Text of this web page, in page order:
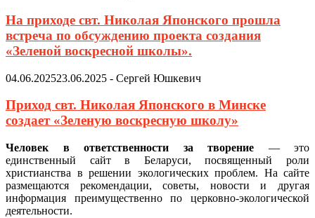
На приходе свт. Николая Японского прошла
встреча по обсуждению проекта создания
«Зеленой воскресной школы».
04.06.202523.06.2025 - Сергей Юшкевич
Приход свт. Николая Японского в Минске
создает «Зеленую воскресную школу»
Человек в ответственности за творение — это
единственный сайт в Беларуси, посвященный роли
христианства в решении экологических проблем. На сайте
размещаются рекомендации, советы, новости и другая
информация преимущественно по церковно-экологической
деятельности.